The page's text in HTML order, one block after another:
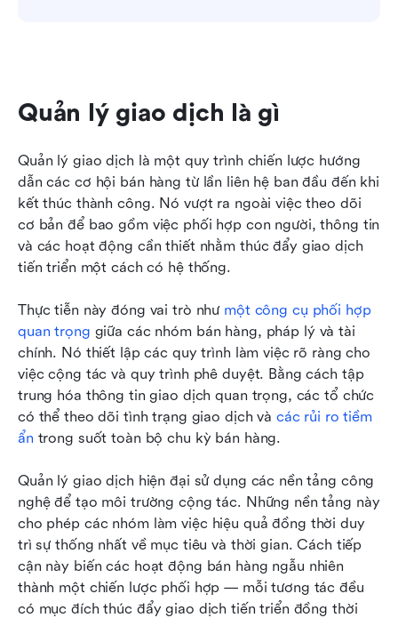
Quản lý giao dịch là gì
Quản lý giao dịch là một quy trình chiến lược hướng
dẫn các cơ hội bán hàng từ lần liên hệ ban đầu đến khi
kết thúc thành công. Nó vượt ra ngoài việc theo dõi
cơ bản để bao gồm việc phối hợp con người, thông tin
và các hoạt động cần thiết nhằm thúc đẩy giao dịch
tiến triển một cách có hệ thống.
Thực tiễn này đóng vai trò như một công cụ phối hợp
quan trọng giữa các nhóm bán hàng, pháp lý và tài
chính. Nó thiết lập các quy trình làm việc rõ ràng cho
việc cộng tác và quy trình phê duyệt. Bằng cách tập
trung hóa thông tin giao dịch quan trọng, các tổ chức
có thể theo dõi tình trạng giao dịch và các rủi ro tiềm
ẩn trong suốt toàn bộ chu kỳ bán hàng.
Quản lý giao dịch hiện đại sử dụng các nền tảng công
nghệ để tạo môi trường cộng tác. Những nền tảng này
cho phép các nhóm làm việc hiệu quả đồng thời duy
trì sự thống nhất về mục tiêu và thời gian. Cách tiếp
cận này biến các hoạt động bán hàng ngẫu nhiên
thành một chiến lược phối hợp — mỗi tương tác đều
có mục đích thúc đẩy giao dịch tiến triển đồng thời